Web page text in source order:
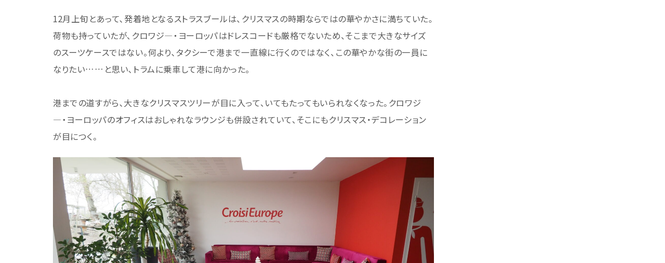
12月上旬とあって、発着地となるストラスブールは、クリスマスの時期ならではの華やかさに満ちていた。
荷物も持っていたが、クロワジ―・ヨーロッパはドレスコードも厳格でないため、そこまで大きなサイズ
のスーツケースではない。何より、タクシーで港まで一直線に行くのではなく、この華やかな街の一員に
なりたい……と思い、トラムに乗車して港に向かった。
港までの道すがら、大きなクリスマスツリーが目に入って、いてもたってもいられなくなった。クロワジ
―・ヨーロッパのオフィスはおしゃれなラウンジも併設されていて、そこにもクリスマス・デコレーション
が目につく。